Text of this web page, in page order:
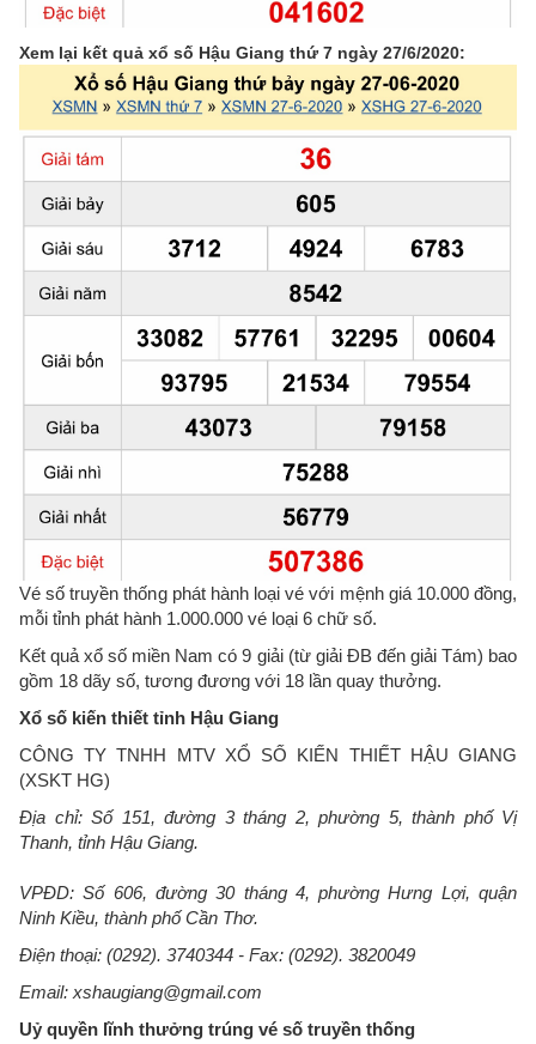
Xem lại kết quả xổ số Hậu Giang thứ 7 ngày 27/6/2020:
Vé số truyền thống phát hành loại vé với mệnh giá 10.000 đồng,
mỗi tỉnh phát hành 1.000.000 vé loại 6 chữ số.
Kết quả xổ số miền Nam có 9 giải (từ giải ĐB đến giải Tám) bao
gồm 18 dãy số, tương đương với 18 lần quay thưởng.
Xổ số kiến thiết tỉnh Hậu Giang
CÔNG TY TNHH MTV XỔ SỐ KIẾN THIẾT HẬU GIANG
(XSKT HG)
Địa chỉ: Số 151, đường 3 tháng 2, phường 5, thành phố Vị
Thanh, tỉnh Hậu Giang.
VPĐD: Số 606, đường 30 tháng 4, phường Hưng Lợi, quận
Ninh Kiều, thành phố Cần Thơ.
Điện thoại: (0292). 3740344 - Fax: (0292). 3820049
Email: xshaugiang@gmail.com
Uỷ quyền lĩnh thưởng trúng vé số truyền thống